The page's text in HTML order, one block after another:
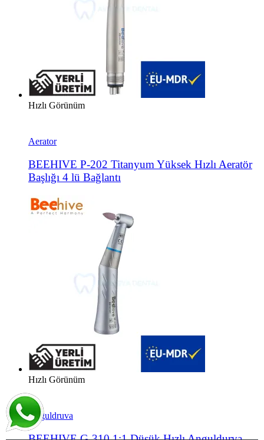
Hızlı Görünüm
Aerator
BEEHIVE P-202 Titanyum Yüksek Hızlı Aeratör
Başlığı 4 lü Bağlantı
Hızlı Görünüm
Anguldruva